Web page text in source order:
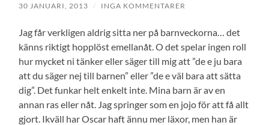
30 JANUARI, 2013 / INGA KOMMENTARER
Jag får verkligen aldrig sitta ner på barnveckorna… det
känns riktigt hopplöst emellanåt. O det spelar ingen roll
hur mycket ni tänker eller säger till mig att ”de e ju bara
att du säger nej till barnen” eller ”de e väl bara att sätta
dig”. Det funkar helt enkelt inte. Mina barn är av en
annan ras eller nåt. Jag springer som en jojo för att få allt
gjort. Ikväll har Oscar haft ännu mer läxor, men han är